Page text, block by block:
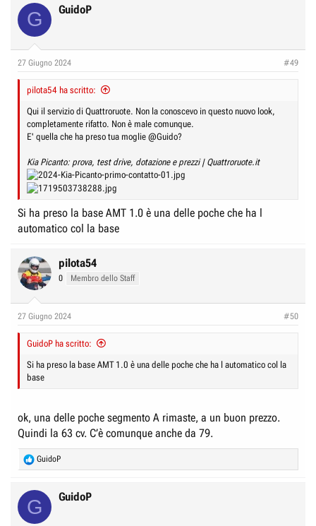
c
t
s
G GuidoP
27 Giugno 2024 #49
pilota54 ha scritto:
Qui il servizio di Quattroruote. Non la conoscevo in questo nuovo look,
completamente rifatto. Non è male comunque.
E' quella che ha preso tua moglie @Guido?
Kia Picanto: prova, test drive, dotazione e prezzi | Quattroruote.it
Si ha preso la base AMT 1.0 è una delle poche che ha l
automatico col la base
pilota54
0 Membro dello Staff
27 Giugno 2024 #50
GuidoP ha scritto:
Si ha preso la base AMT 1.0 è una delle poche che ha l automatico col la
base
ok, una delle poche segmento A rimaste, a un buon prezzo.
Quindi la 63 cv. C’è comunque anche da 79.
R
e
t
GuidoP
G GuidoP